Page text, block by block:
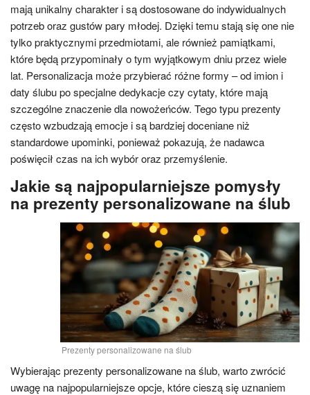
mają unikalny charakter i są dostosowane do indywidualnych
potrzeb oraz gustów pary młodej. Dzięki temu stają się one nie
tylko praktycznymi przedmiotami, ale również pamiątkami,
które będą przypominały o tym wyjątkowym dniu przez wiele
lat. Personalizacja może przybierać różne formy – od imion i
daty ślubu po specjalne dedykacje czy cytaty, które mają
szczególne znaczenie dla nowożeńców. Tego typu prezenty
często wzbudzają emocje i są bardziej doceniane niż
standardowe upominki, ponieważ pokazują, że nadawca
poświęcił czas na ich wybór oraz przemyślenie.
Jakie są najpopularniejsze pomysły
na prezenty personalizowane na ślub
Prezenty personalizowane na ślub
Wybierając prezenty personalizowane na ślub, warto zwrócić
uwagę na najpopularniejsze opcje, które cieszą się uznaniem